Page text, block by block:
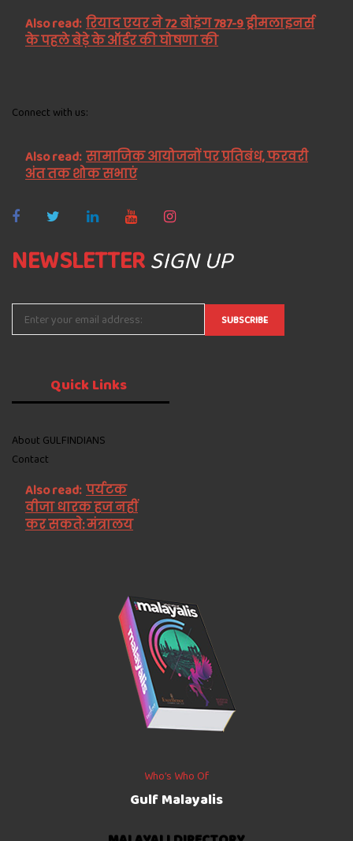
Also read: रियाद एयर ने 72 बोइंग 787-9 ड्रीमलाइनर्स
के पहले बेड़े के ऑर्डर की घोषणा की
Connect with us:
Also read: सामाजिक आयोजनों पर प्रतिबंध, फरवरी
अंत तक शोक सभाएं
NEWSLETTERSIGN UP
QuickLinks
About GULFINDIANS
Contact
Also read: पर्यटक
वीजा धारक हज नहीं
कर सकते: मंत्रालय
Who’s Who Of
Gulf Malayalis